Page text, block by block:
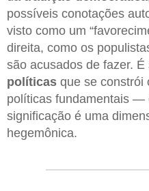
possíveis conotações
visto como um
direita, como os
são acusados de fazer.
políticas que se constrói
políticas fundamentais —
significação é uma
hegemônica.